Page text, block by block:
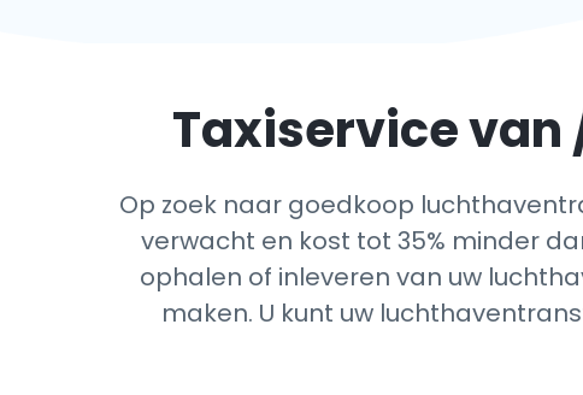
Taxiservice van
Op zoek naar goedkoop
verwacht en kost tot 35% minder
ophalen of inleveren van uw
maken. U kunt uw